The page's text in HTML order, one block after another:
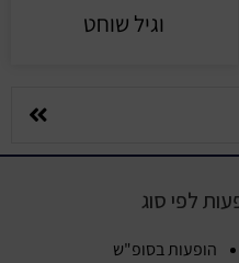
וגיל שוחט
לפי סוג
הופעות בסופ"ש